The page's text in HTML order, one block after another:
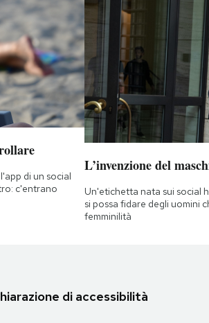
di un social
c'entrano
L’invenzione del
Un'etichetta nata sui social
si possa fidare degli uomini
femminilità
di accessibilità